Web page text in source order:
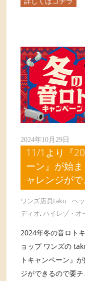
2024年10月29日
11/1より『
ーン』が始
ャレンジが
ワンズ店員taku ヘ
ディオ, ハイレゾ・オ
2024年冬の音ロト
ョップ ワンズの
トキャンペーン』
ジができるので